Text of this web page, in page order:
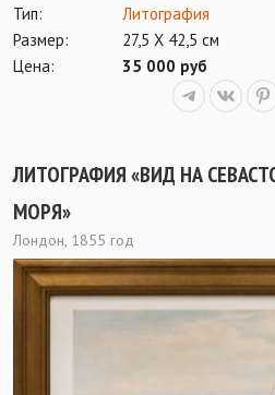
Тип:
Литография
Размер:
27,5 Х 42,5 см
Цена:
35 000 руб
ЛИТОГРАФИЯ «ВИД НА
МОРЯ»
Лондон, 1855 год